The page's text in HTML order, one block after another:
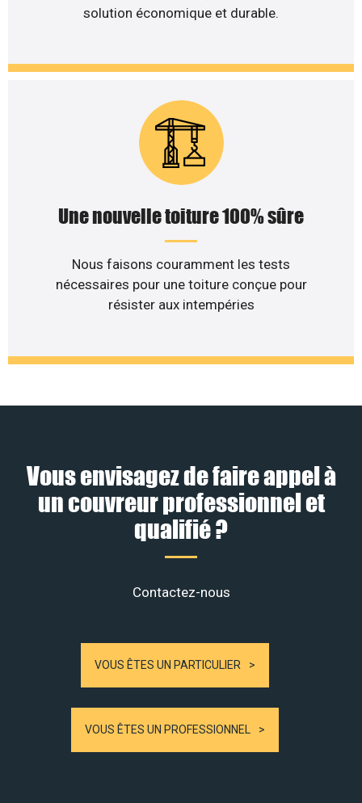
solution économique et durable.
Une nouvelle toiture 100% sûre
Nous faisons couramment les tests
nécessaires pour une toiture conçue pour
résister aux intempéries
Vous envisagez de faire appel à
un couvreur professionnel et
qualifié ?
Contactez-nous
VOUS ÊTES UN PARTICULIER
VOUS ÊTES UN PROFESSIONNEL